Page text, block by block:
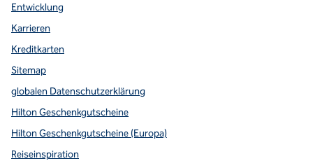
Entwicklung
Karrieren
Kreditkarten
Sitemap
globalen Datenschutzerklärung
Hilton Geschenkgutscheine
Hilton Geschenkgutscheine (Europa)
Reiseinspiration